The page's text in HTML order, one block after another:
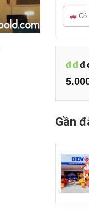
Có
đđđ
Gần